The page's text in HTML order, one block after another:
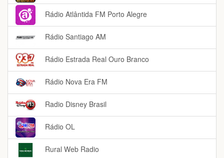
Rádio Atlântida FM Porto Alegre
Rádio Santiago AM
Rádio Estrada Real Ouro Branco
Rádio Nova Era FM
Radio Disney Brasil
Rádio OL
Rural Web Radio